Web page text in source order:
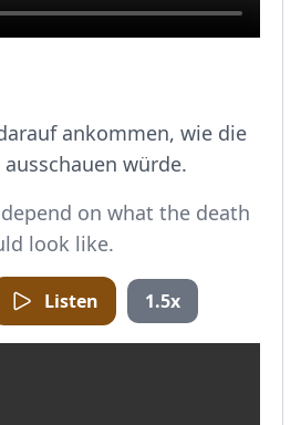
ankommen, wie die
würde.
on what the death
look like.
Listen 1.5x